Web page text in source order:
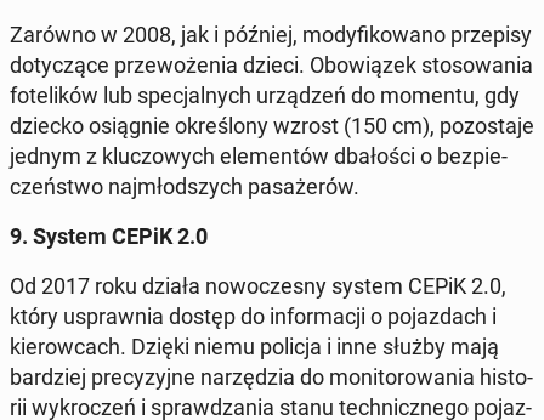
Zarówno w 2008, jak i później, mo­dy­fi­ko­wa­no prze­pi­sy
do­ty­czą­ce prze­wo­że­nia dzieci. Obo­wią­zek sto­so­wa­nia
fo­te­li­ków lub spe­cjal­nych urzą­dzeń do momentu, gdy
dziecko osią­gnie okre­ślo­ny wzrost (150 cm), po­zo­sta­je
jednym z klu­czo­wych ele­men­tów dba­ło­ści o bez­pie­
czeń­stwo naj­młod­szych pa­sa­że­rów.
9. System CEPiK 2.0
Od 2017 roku działa no­wo­cze­sny system CEPiK 2.0,
który uspraw­nia dostęp do in­for­ma­cji o po­jaz­dach i
kie­row­cach. Dzięki niemu policja i inne służby mają
bar­dziej pre­cy­zyj­ne na­rzę­dzia do mo­ni­to­ro­wa­nia hi­sto­
rii wy­kro­czeń i spraw­dza­nia stanu tech­nicz­ne­go po­jaz­